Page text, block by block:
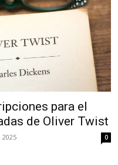
para el
de Oliver Twist
0